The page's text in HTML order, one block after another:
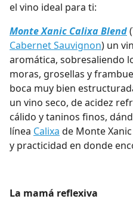
el vino ideal para ti:
Monte Xanic Calixa Blend
Cabernet Sauvignon) un
aromática, sobresaliendo
moras, grosellas y
boca muy bien
un vino seco, de acidez
cálido y taninos finos,
línea Calixa de Monte
y practicidad en donde
La mamá reflexiva